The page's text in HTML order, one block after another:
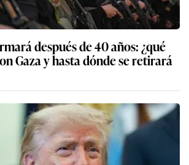
después de 40 años: ¿qué
Gaza y hasta dónde se retirará